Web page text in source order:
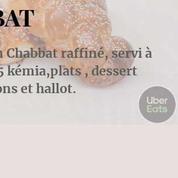
Chabbat raffiné, servi à
kémia,plats , dessert
et hallot.